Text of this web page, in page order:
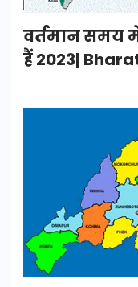
वर्तमान समय
हैं 2023|